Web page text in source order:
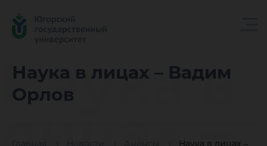
Наука в лицах – Вадим
Орлов
Наука в лицах –
Наука в
лицах –